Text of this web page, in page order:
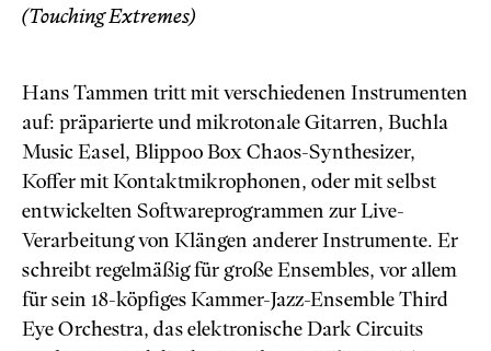
(Touching Extremes)
Hans Tammen tritt mit verschiedenen Instrumenten
auf: präparierte und mikrotonale Gitarren, Buchla
Music Easel, Blippoo Box Chaos-Synthesizer,
Koffer mit Kontaktmikrophonen, oder mit selbst
entwickelten Softwareprogrammen zur Live-
Verarbeitung von Klängen anderer Instrumente. Er
schreibt regelmäßig für große Ensembles, vor allem
für sein 18-köpfiges Kammer-Jazz-Ensemble Third
Eye Orchestra, das elektronische Dark Circuits